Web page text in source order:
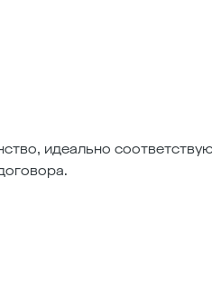
идеально